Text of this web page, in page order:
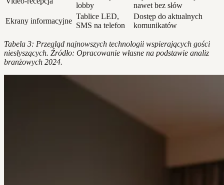
lobby
nawet bez słów
Ekrany informacyjne
Tablice LED,
SMS na telefon
Dostęp do aktualnych
komunikatów
Tabela 3: Przegląd najnowszych technologii wspierających gości
niesłyszących. Źródło: Opracowanie własne na podstawie analiz
branżowych 2024.